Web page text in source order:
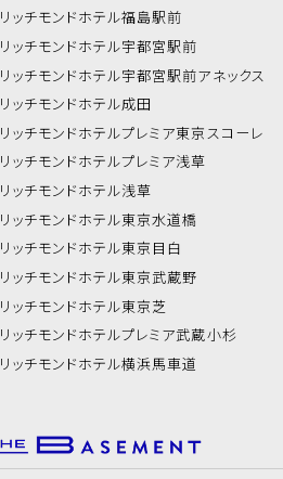
リッチモンドホテル福島駅前
リッチモンドホテル宇都宮駅前
リッチモンドホテル宇都宮駅前アネックス
リッチモンドホテル成田
リッチモンドホテルプレミア東京スコーレ
リッチモンドホテルプレミア浅草
リッチモンドホテル浅草
リッチモンドホテル東京水道橋
リッチモンドホテル東京目白
リッチモンドホテル東京武蔵野
リッチモンドホテル東京芝
リッチモンドホテルプレミア武蔵小杉
リッチモンドホテル横浜馬車道